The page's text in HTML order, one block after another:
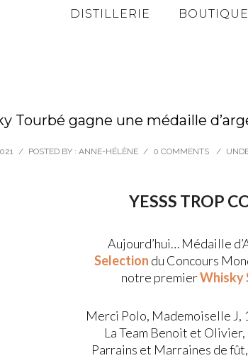
DISTILLERIE
Tourbé gagne une médaille
/ POSTED BY : ANNE-HÉLÈNE / 0 COMMENTS /
YESSS TROP
Aujourd’hui… Médaille
Selection du Concours
notre premierWhisky
Merci Polo, Mademoiselle J,
La Team Benoit et
Parrains et Marraines de